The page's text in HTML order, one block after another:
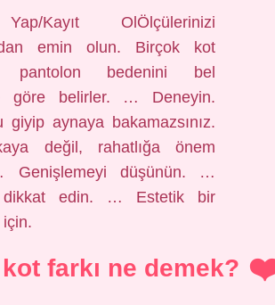
Kayıt OlÖlçülerinizi
emin olun. Birçok kot
pantolon bedenini bel
göre belirler. … Deneyin.
giyip aynaya bakamazsınız.
değil, rahatlığa önem
Genişlemeyi düşünün. …
dikkat edin. … Estetik bir
farkı ne demek?